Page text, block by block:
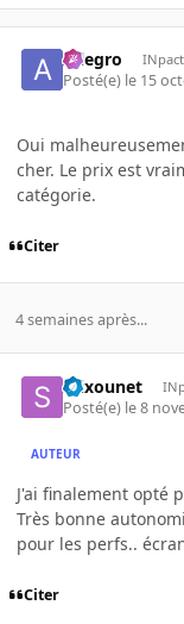
Allegro
Posté(e) le 15
Oui
cher. Le prix est
catégorie.
Citer
4 semaines après...
Stixounet
Posté(e) le 8
AUTEUR
J'ai finalement opté
Très bonne
pour les perfs..
Citer